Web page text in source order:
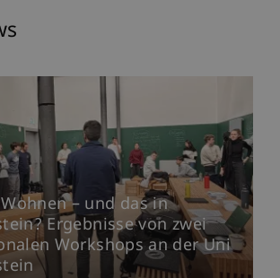
– und das in
Ergebnisse von zwei
Workshops an der Uni